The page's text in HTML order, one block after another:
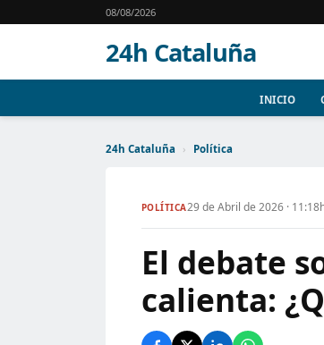
08/08/2026
24h Cataluña
INICIO
24h Cataluña › Política
POLÍTICA29 de Abril de 2026 ·
El debate
calienta: